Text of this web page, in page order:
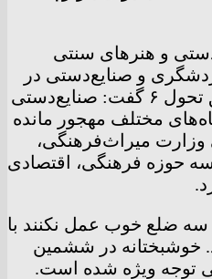
و هنرهای سنتی
و صنایع‌دستی در
دومین روز از نشست افق تحول ۶ گفت: صنایع‌دستی
مختلف مهجور مانده
میراث‌فرهنگی،
حوزه فرهنگی، اقتصادی
سه ضلع خوب عمل نکنند با
خوشبختانه در ششمین